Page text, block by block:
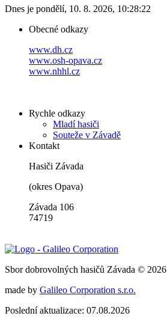
Dnes je pondělí, 10. 8. 2026, 10:28:22
Obecné odkazy
www.dh.cz
www.osh-opava.cz
www.nhhl.cz
Rychle odkazy
Mladí hasiči
Souteže v Závadě
Kontakt
Hasiči Závada
(okres Opava)
Závada 106
74719
Sbor dobrovolných hasičů Závada © 2026
made by Galileo Corporation s.r.o.
Poslední aktualizace: 07.08.2026